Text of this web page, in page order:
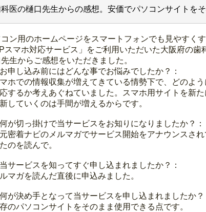
医の樋口先生からの感想。安価でパソコンサイトを
ン用のホームページをスマートフォンでも見やすく
スマホ対応サービス」をご利用いただいた大阪府の歯
生からご感想をいただきました。
申し込み前にはどんな事でお悩みでしたか？：
ホでの情報収集が増えてきている情勢下で、どのよう
するか考えあぐねていました。スマホ用サイトを新た
していくのは手間が増えるからです。
が切っ掛けで当サービスをお知りになりましたか？：
密着ナビのメルマガでサービス開始をアナウンスされ
のを読んで。
サービスを知ってすぐ申し込まれましたか？：
マガを読んだ直後に申込みました。
が決め手となって当サービスを申し込まれましたか？
のパソコンサイトをそのまま使用できる点です。